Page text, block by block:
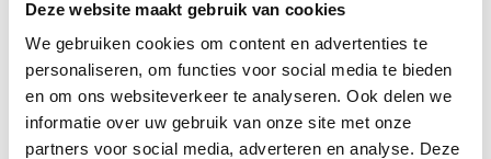
Deze website maakt gebruik van cookies
We gebruiken cookies om content en advertenties te
personaliseren, om functies voor social media te bieden
en om ons websiteverkeer te analyseren. Ook delen we
informatie over uw gebruik van onze site met onze
partners voor social media, adverteren en analyse. Deze
vlakke, incline of decline positie. Hierdoor is de bank geschikt voor
een breed scala aan oefeningen, van dumbbell presses en flyes
tot rows en core-training. Bekijk ook ons complete aanbod
verstelbare trainingsbankenom de perfecte match te vinden.
Voor elke trainingsruimte en elk niveau